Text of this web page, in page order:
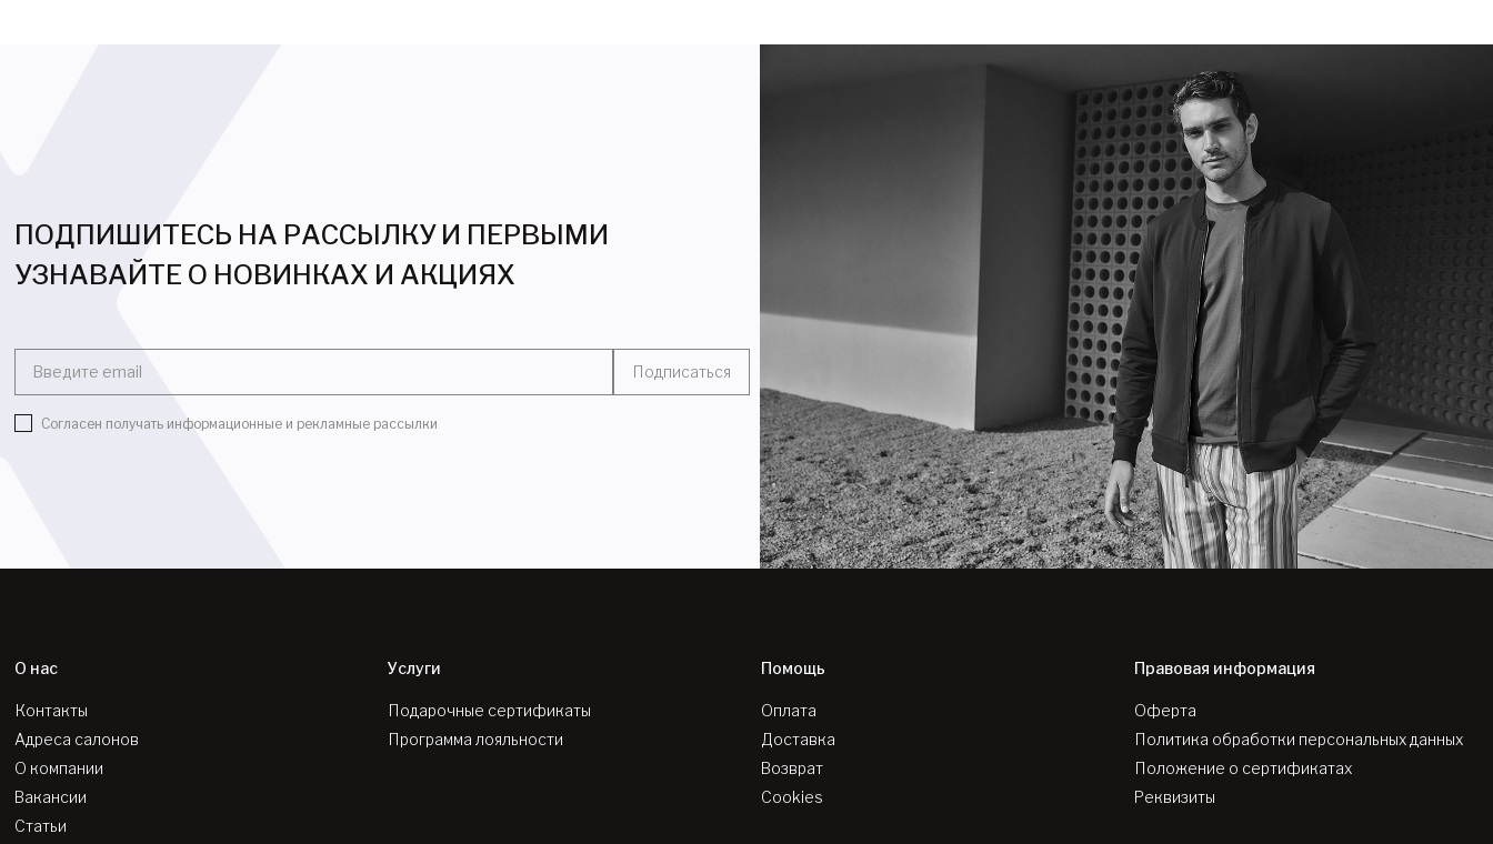
ПОДПИШИТЕСЬ НА РАССЫЛКУ И ПЕРВЫМИ
УЗНАВАЙТЕ О НОВИНКАХ И АКЦИЯХ
Введите email Подписаться
Согласен получать информационные и рекламные рассылки
О нас
Контакты
Адреса салонов
О компании
Вакансии
Статьи
Услуги
Подарочные сертификаты
Программа лояльности
Помощь
Оплата
Доставка
Возврат
Cookies
Правовая информация
Оферта
Политика обработки персональных данных
Положение о сертификатах
Реквизиты